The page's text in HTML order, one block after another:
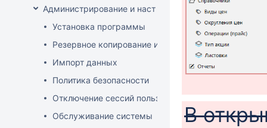
Администрирование и настройка
Установка программы
Резервное копирование и восстановление базы
Импорт данных
Политика безопасности
Отключение сессий пользователя
Обслуживание системы
В